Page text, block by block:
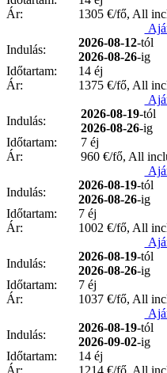
Ár:
1305 €/fő, All
Indulás:
2026-08-12-tól
2026-08-26-ig
Időtartam:
14 éj
Ár:
1375 €/fő, All
Indulás:
2026-08-19-tól
2026-08-26-ig
Időtartam:
7 éj
Ár:
960 €/fő, All
Indulás:
2026-08-19-tól
2026-08-26-ig
Időtartam:
7 éj
Ár:
1002 €/fő, All
Indulás:
2026-08-19-tól
2026-08-26-ig
Időtartam:
7 éj
Ár:
1037 €/fő, All
Indulás:
2026-08-19-tól
2026-09-02-ig
Időtartam:
14 éj